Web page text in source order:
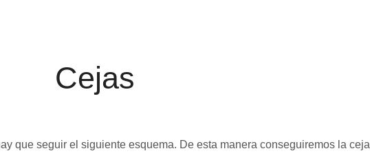
Cejas
que seguir el siguiente esquema. De esta manera conseguiremos la ceja